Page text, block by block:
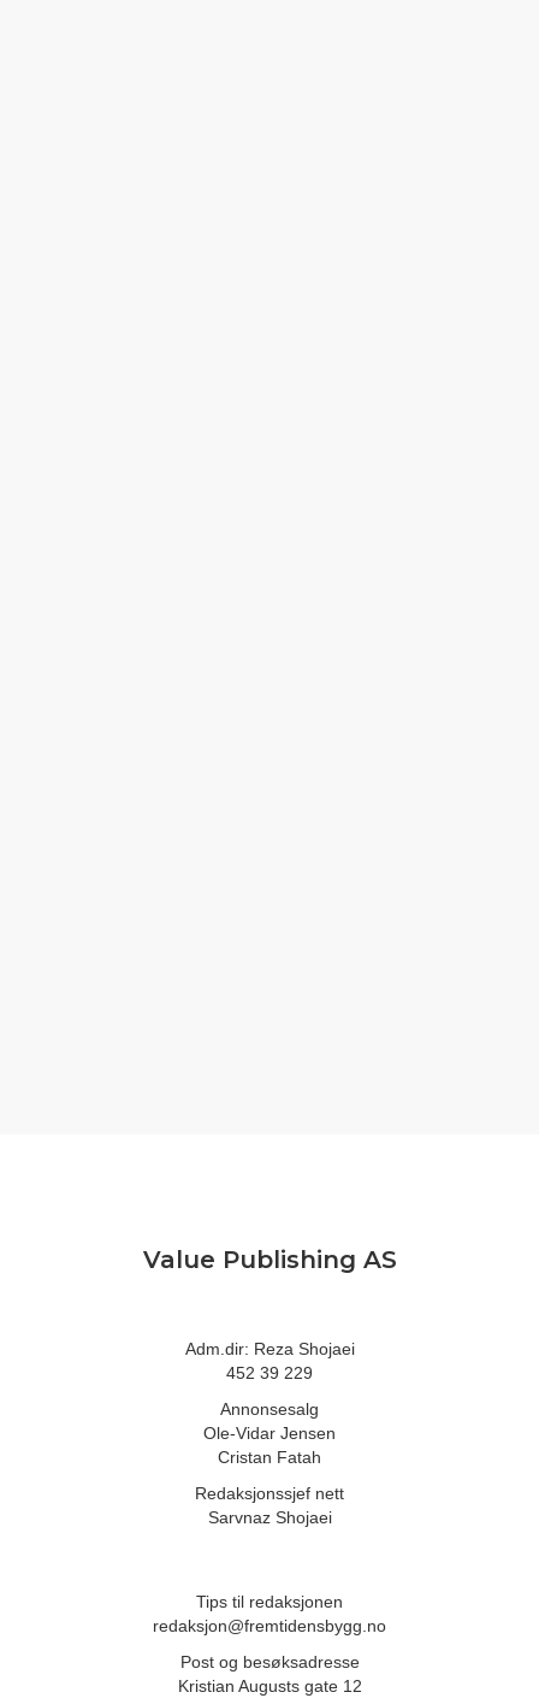
Value Publishing AS
Adm.dir: Reza Shojaei
452 39 229
Annonsesalg
Ole-Vidar Jensen
Cristan Fatah
Redaksjonssjef nett
Sarvnaz Shojaei
Tips til redaksjonen
redaksjon@fremtidensbygg.no
Post og besøksadresse
Kristian Augusts gate 12